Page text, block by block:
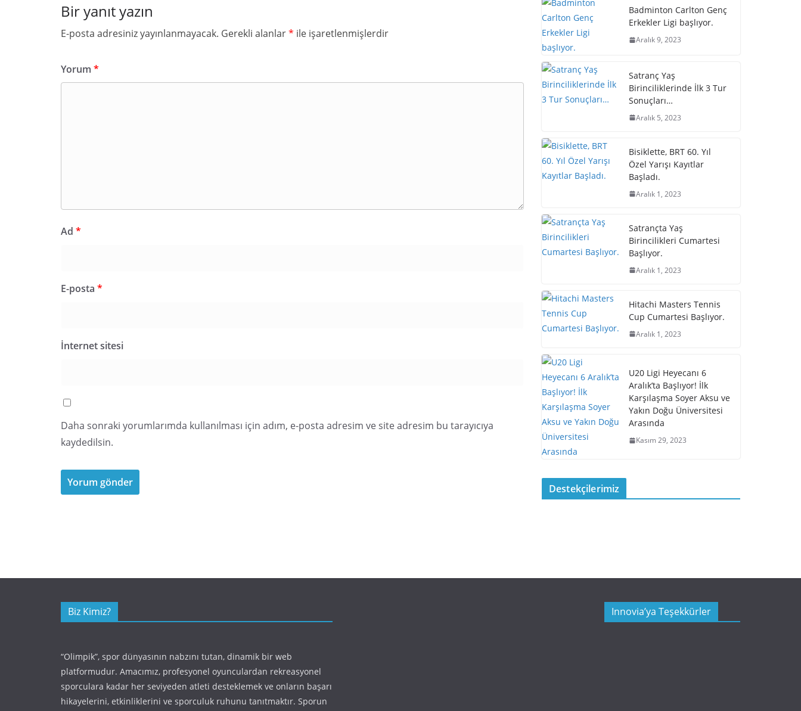
Bir yanıt yazın
E-posta adresiniz yayınlanmayacak. Gerekli alanlar* ile işaretlenmişlerdir
Yorum *
Ad *
E-posta *
İnternet sitesi
Daha sonraki yorumlarımda kullanılması için adım, e-posta adresim ve site adresim bu tarayıcıya
kaydedilsin.
Badminton Carlton Genç
Erkekler Ligi başlıyor.
Aralık 9, 2023
Satranç Yaş
Birinciliklerinde İlk 3 Tur
Sonuçları…
Aralık 5, 2023
Bisiklette, BRT 60. Yıl
Özel Yarışı Kayıtlar
Başladı.
Aralık 1, 2023
Satrançta Yaş
Birincilikleri Cumartesi
Başlıyor.
Aralık 1, 2023
Hitachi Masters Tennis
Cup Cumartesi Başlıyor.
Aralık 1, 2023
U20 Ligi Heyecanı 6
Aralık’ta Başlıyor! İlk
Karşılaşma Soyer Aksu ve
Yakın Doğu Üniversitesi
Arasında
Kasım 29, 2023
Destekçilerimiz
Biz Kimiz?
“Olimpik”, spor dünyasının nabzını tutan, dinamik bir web
platformudur. Amacımız, profesyonel oyunculardan rekreasyonel
sporculara kadar her seviyeden atleti desteklemek ve onların başarı
hikayelerini, etkinliklerini ve sporculuk ruhunu tanıtmaktır. Sporun
Innovia’ya Teşekkürler